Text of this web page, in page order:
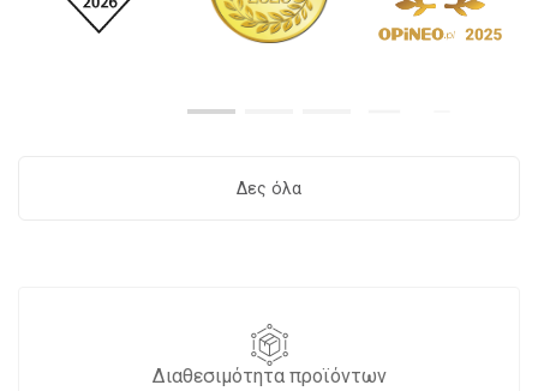
Δες όλα
Διαθεσιμότητα προϊόντων